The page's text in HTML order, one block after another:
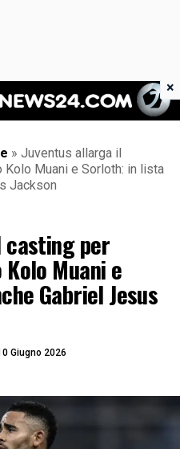
News 24
» Juventus allarga il
Kolo Muani e Sorloth: in lista
Jackson
casting per
Muani e
Gabriel Jesus
Giugno 2026
×